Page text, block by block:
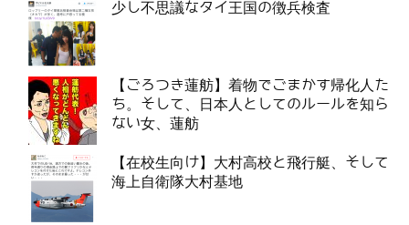
少し不思議なタイ王国の徴兵検査
【ごろつき蓮舫】着物でごまかす帰化人た
ち。そして、日本人としてのルールを知ら
ない女、蓮舫
【在校生向け】大村高校と飛行艇、そして
海上自衛隊大村基地